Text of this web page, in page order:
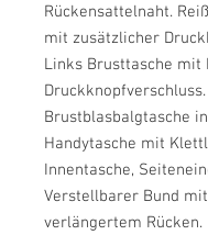
Rückensattelnaht.
mit zusätzlicher
Links Brusttasche mit
Brustblasbalgtasche
Handytasche mit
Innentasche,
Verstellbarer Bund mit
verlängertem Rücken.